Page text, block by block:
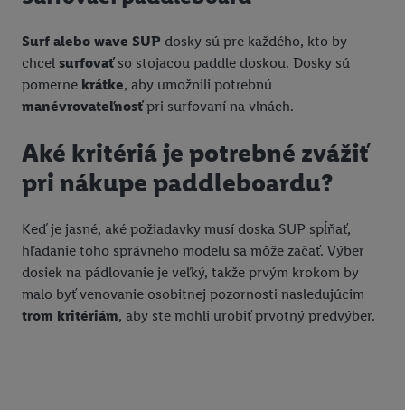
Surf alebo wave SUP dosky sú pre každého, kto by
chcel surfovaťso stojacou paddle doskou. Dosky sú
pomerne krátke, aby umožnili potrebnú
manévrovateľnosťpri surfovaní na vlnách.
Aké kritériá je potrebné zvážiť
pri nákupe paddleboardu?
Keď je jasné, aké požiadavky musí doska SUP spĺňať,
hľadanie toho správneho modelu sa môže začať. Výber
dosiek na pádlovanie je veľký, takže prvým krokom by
malo byť venovanie osobitnej pozornosti nasledujúcim
trom kritériám, aby ste mohli urobiť prvotný predvýber.
vám možno priradiť niekoľko koncových zariadení alebo
používanie viacerých služieb spoločnosti Lidl, pomocou vašej
hashovanej e-mailovej adresy a prípadne ďalších
identifikátorov/identifikátorov, ktoré má spoločnosť Criteo SA k
V časti "
Prispôsobiť" môžete povoliť jednotlivé účely a nájsť
ďalšie informácie o podmienkach spracúvania osobných
údajov.
používanie potrebných technológií. Kliknutím na "Súhlasím"
vyjadríte súhlas so spracúvaním na všetky vyššie uvedené účely.
Ďalšie informácie vrátane informácií o dobe uchovávania
údajov a Vašom práve kedykoľvek odvolať súhlas s účinnosťou
do budúcnosti nájdete v našichzásadách ochrany osobných